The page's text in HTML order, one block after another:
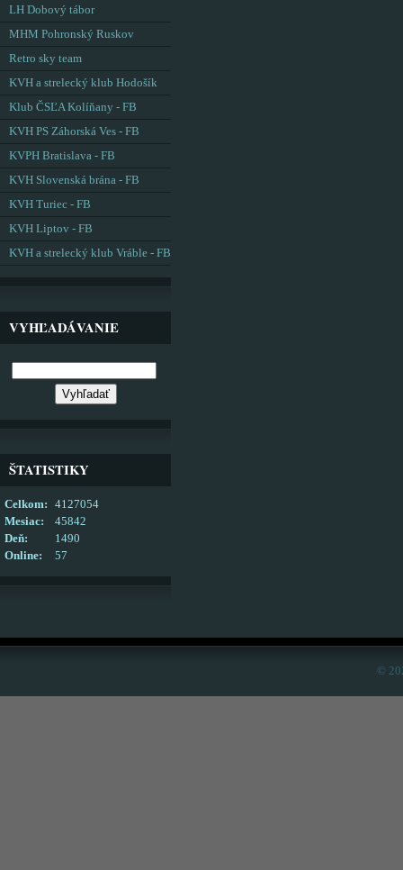
LH Dobový tábor
MHM Pohronský Ruskov
Retro sky team
KVH a strelecký klub Hodošík
Klub ČSĽA Kolíňany - FB
KVH PS Záhorská Ves - FB
KVPH Bratislava - FB
KVH Slovenská brána - FB
KVH Turiec - FB
KVH Liptov - FB
KVH a strelecký klub Vráble - FB
VYHĽADÁVANIE
ŠTATISTIKY
Online: 57
Celkom:
4127054
Mesiac:
45842
Deň:
1490
©